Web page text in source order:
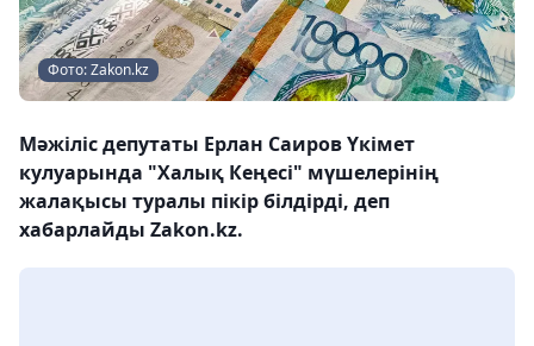
Фото: Zakon.kz
Мәжіліс депутаты Ерлан Саиров Үкімет
кулуарында "Халық Кеңесі" мүшелерінің
жалақысы туралы пікір білдірді, деп
хабарлайды Zakon.kz.